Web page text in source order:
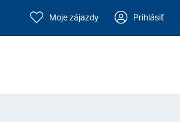
Moje zájazdy Prihlásiť